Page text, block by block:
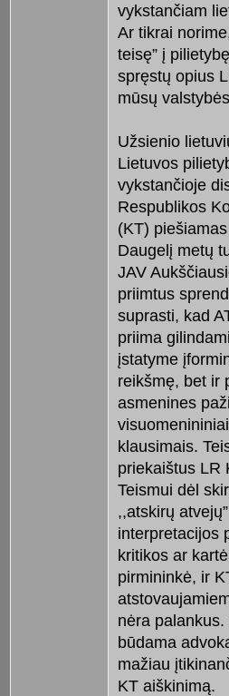
vykstančiam
Ar tikrai
teisę” į
spręstų opius
mūsų
Užsienio
Lietuvos
vykstančioje
Respublikos
(KT)
Daugelį metų
JAV
priimtus
suprasti, kad
priima
įstatyme
reikšmę, bet ir
asmenines
klausimais.
priekaištus LR
Teismui dėl
,,atskirų
interpretacijos
kritikos ar
pirmininkė, ir
nėra
būdama
mažiau
KT aiškinimą.